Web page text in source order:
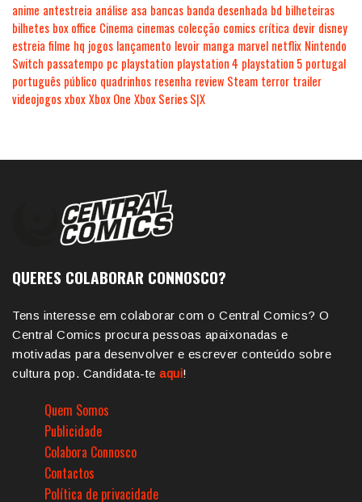
anime antestreia análise asa bancas banda desenhada bd bilheteiras
bilhetes box office Cinema cinemas colecção comics crítica devir disney
estreia filme hq jogos lançamento levoir manga marvel netflix Nintendo
Switch passatempo pc playstation playstation 4 playstation 5 portugal
português público quadrinhos resenha review Steam terror trailer
videojogosxboxXbox One Xbox Series S|X
QUERES COLABORAR CONNOSCO?
Tens interesse em colaborar com o Central Comics? O
Central Comics procura pessoas apaixonadas e
motivadas para desenvolver e escrever conteúdo sobre
cultura pop. Candidata-te aqui!
Quem Somos
Publicidade
Colabora Connosco
Contactos
Política de privacidade